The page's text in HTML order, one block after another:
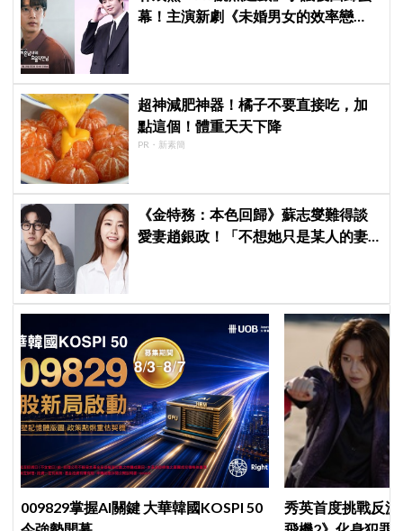
幕！主演新劇《未婚男女的效率戀
超神減肥神器！橘子不要直接吃，加
點這個！體重天天下降
PR・新素簡
《金特務：本色回歸》蘇志燮難得談
愛妻趙銀政！「不想她只是某人的妻
009829掌握AI關鍵 大華韓國KOSPI 50
秀英首度挑戰反